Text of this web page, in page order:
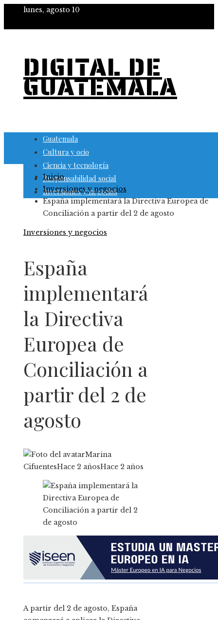
lunes, agosto 10
DIGITAL DE
GUATEMALA
Guatemala
Cultura y ocio
Ciencia y tecnología
Responsabilidad social
Inversiones y negocios
Inicio
Inversiones y negocios
España implementará la Directiva Europea de
Conciliación a partir del 2 de agosto
Inversiones y negocios
España
implementará
la Directiva
Europea de
Conciliación a
partir del 2 de
agosto
Marina
CifuentesHace 2 añosHace 2 años
A partir del 2 de agosto, España